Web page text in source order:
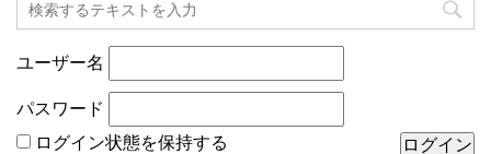
ユーザー名
パスワード
ログイン状態を保持する